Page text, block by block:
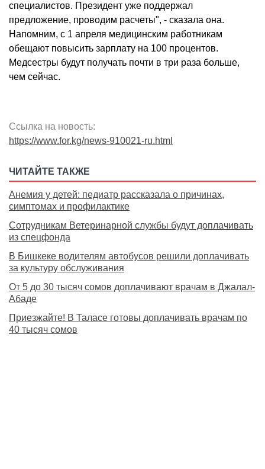
специалистов. Президент уже поддержал
предложение, проводим расчеты", - сказала она.
Напомним, с 1 апреля медицинским работникам
обещают повысить зарплату на 100 процентов.
Медсестры будут получать почти в три раза больше,
чем сейчас.
Ссылка на новость:
https://www.for.kg/news-910021-ru.html
ЧИТАЙТЕ ТАКЖЕ
Анемия у детей: педиатр рассказала о причинах,
симптомах и профилактике
Сотрудникам Ветеринарной службы будут доплачивать
из спецфонда
В Бишкеке водителям автобусов решили доплачивать
за культуру обслуживания
От 5 до 30 тысяч сомов доплачивают врачам в Джалал-
Абаде
Приезжайте! В Таласе готовы доплачивать врачам по
40 тысяч сомов